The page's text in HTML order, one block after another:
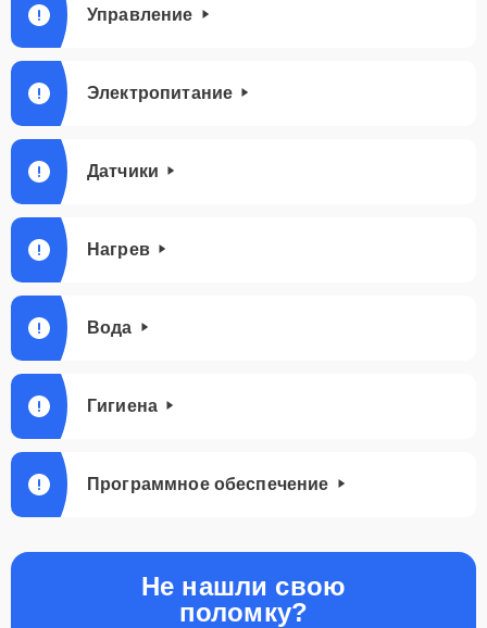
Управление
Электропитание
Датчики
Нагрев
Вода
Гигиена
Программное обеспечение
Не нашли свою
поломку?